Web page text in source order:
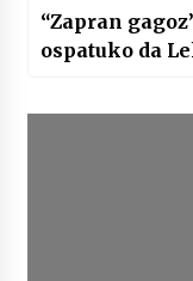
“Zapran
ospatuko da